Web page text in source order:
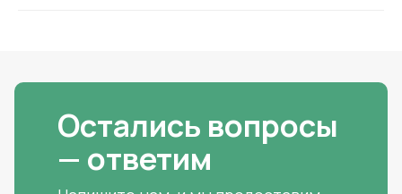
Остались вопросы
— ответим